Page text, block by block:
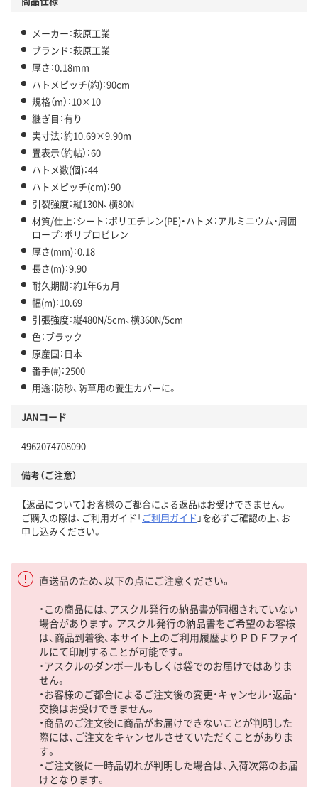
メーカー：萩原工業
ブランド：萩原工業
厚さ：0.18mm
ハトメピッチ(約)：90cm
規格（m）：10×10
継ぎ目：有り
実寸法：約10.69×9.90m
畳表示（約帖）：60
ハトメ数(個)：44
ハトメピッチ(cm)：90
引裂強度：縦130N、横80N
材質/仕上：シート：ポリエチレン(PE)・ハトメ：アルミニウム・周囲
ロープ：ポリプロピレン
厚さ(mm)：0.18
長さ(m)：9.90
耐久期間：約1年6ヵ月
幅(m)：10.69
引張強度：縦480N/5cm、横360N/5cm
色：ブラック
原産国：日本
番手(#)：2500
用途：防砂、防草用の養生カバーに。
JANコード
4962074708090
備考（ご注意）
【返品について】お客様のご都合による返品はお受けできません。
ご購入の際は、ご利用ガイド「ご利用ガイド 」を必ずご確認の上、お
申し込みください。
直送品のため、以下の点にご注意ください。
・この商品には、アスクル発行の納品書が同梱されていない
場合があります。アスクル発行の納品書をご希望のお客様
は、商品到着後、本サイト上のご利用履歴よりＰＤＦファイ
ルにて印刷することが可能です。
・アスクルのダンボールもしくは袋でのお届けではありま
せん。
・お客様のご都合によるご注文後の変更・キャンセル・返品・
交換はお受けできません。
・商品のご注文後に商品がお届けできないことが判明した
際には、ご注文をキャンセルさせていただくことがありま
す。
・ご注文後に一時品切れが判明した場合は、入荷次第のお届
けとなります。